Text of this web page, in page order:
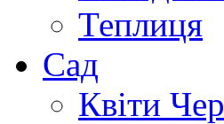
Теплиця
Сад
Квіти